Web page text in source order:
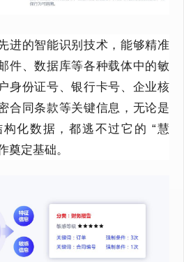
进的智能识别技术，能够精准
件、数据库等各种载体中的敏
身份证号、银行卡号、企业核
合同条款等关键信息，无论是
化数据，都逃不过它的 “慧
奠定基础。